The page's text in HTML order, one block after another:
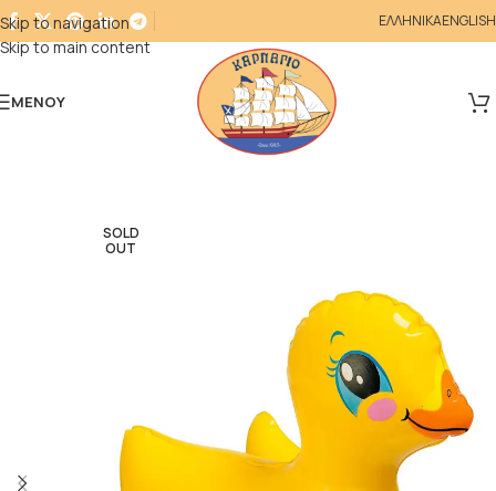
Skip to navigation
Skip to main content
ΕΛΛΗΝΙΚΑENGLISH
ΜΕΝΟΎ
SOLD
OUT